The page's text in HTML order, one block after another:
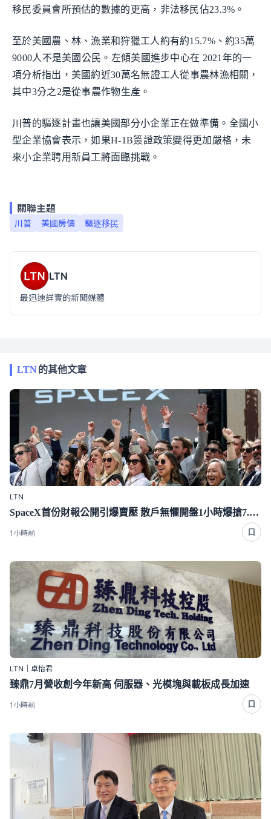
移民委員會所預估的數據的更高，非法移民佔23.3%。
至於美國農、林、漁業和狩獵工人約有約15.7%、約35萬
9000人不是美國公民。左傾美國進步中心在 2021年的一
項分析指出，美國約近30萬名無證工人從事農林漁相關，
其中3分之2是從事農作物生產。
川普的驅逐計畫也讓美國部分小企業正在做準備。全國小
型企業協會表示，如果H-1B簽證政策變得更加嚴格，未
來小企業聘用新員工將面臨挑戰。
關聯主題
川普 美國房價 驅逐移民
LTN
最迅速詳實的新聞媒體
LTN的其他文章
LTN
SpaceX首份財報公開引爆賣壓 散戶無懼開盤1小時爆搶7.4億
1小時前
LTN｜卓怡君
臻鼎7月營收創今年新高 伺服器、光模塊與載板成長加速
1小時前